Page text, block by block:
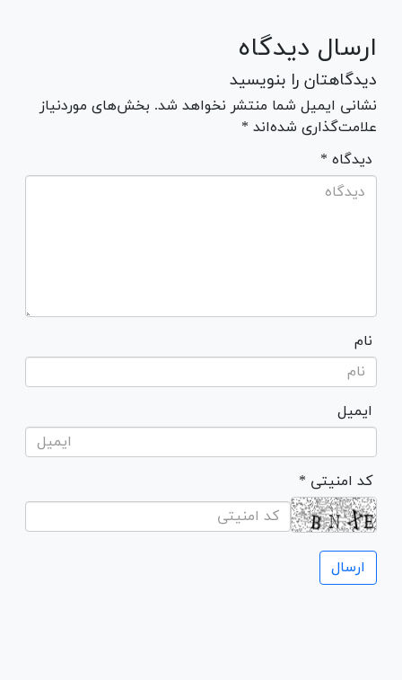
ارسال دیدگاه
دیدگاهتان را بنویسید
نشانی ایمیل شما منتشر نخواهد شد. بخش‌های موردنیاز
علامت‌گذاری شده‌اند *
* دیدگاه
نام
ایمیل
* کد امنیتی